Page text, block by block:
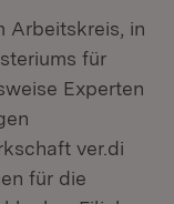
Arbeitskreis, in
für
Experten
ver.di
für die